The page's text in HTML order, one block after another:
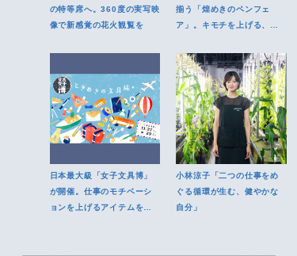
の特等席へ。360度の実写映
像で新感覚の花火観覧を
揃う「煌めきのペンフェ
ア」。キモチを上げる、魅
日本最大級「女子文具博」
が開催。仕事のモチベーシ
ョンを上げるアイテムを見
小林涼子「二つの仕事をめ
ぐる循環が生む、健やかな
自分」